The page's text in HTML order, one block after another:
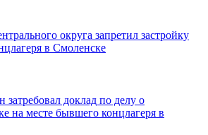
округа запретил застройку
в Смоленске
затребовал доклад по делу о
на месте бывшего концлагеря в